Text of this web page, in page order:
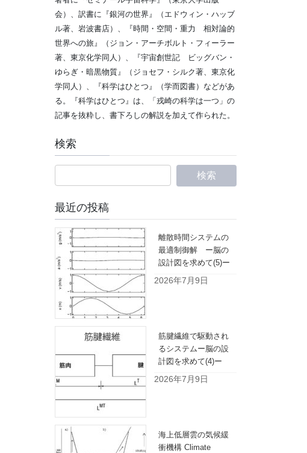
会）、訳書に『銀河の世界』（エドウィン・ハッブ
ル著、岩波書店）、『時間・空間・重力 相対論的
世界への旅』（ジョン・アーチボルト・フィーラー
著、東京化学同人）、『宇宙創世記 ビッグバン・
ゆらぎ・暗黒物質』（ジョセフ・シルク著、東京化
学同人）、『科学はひとつ』（学而図書）などがあ
る。『科学はひとつ』は、「戎崎の科学は一つ」の
記事を抜粋し、書下ろしの解説を加えて作られた。
検索
最近の投稿
離散時間システムの
最適制御解 ー脳の
設計図を求めて(5)ー
2026年7月9日
筋腱繊維で駆動され
るシステムー脳の設
計図を求めて(4)ー
2026年7月9日
海上低層雲の気候緩
衝機構 Climate